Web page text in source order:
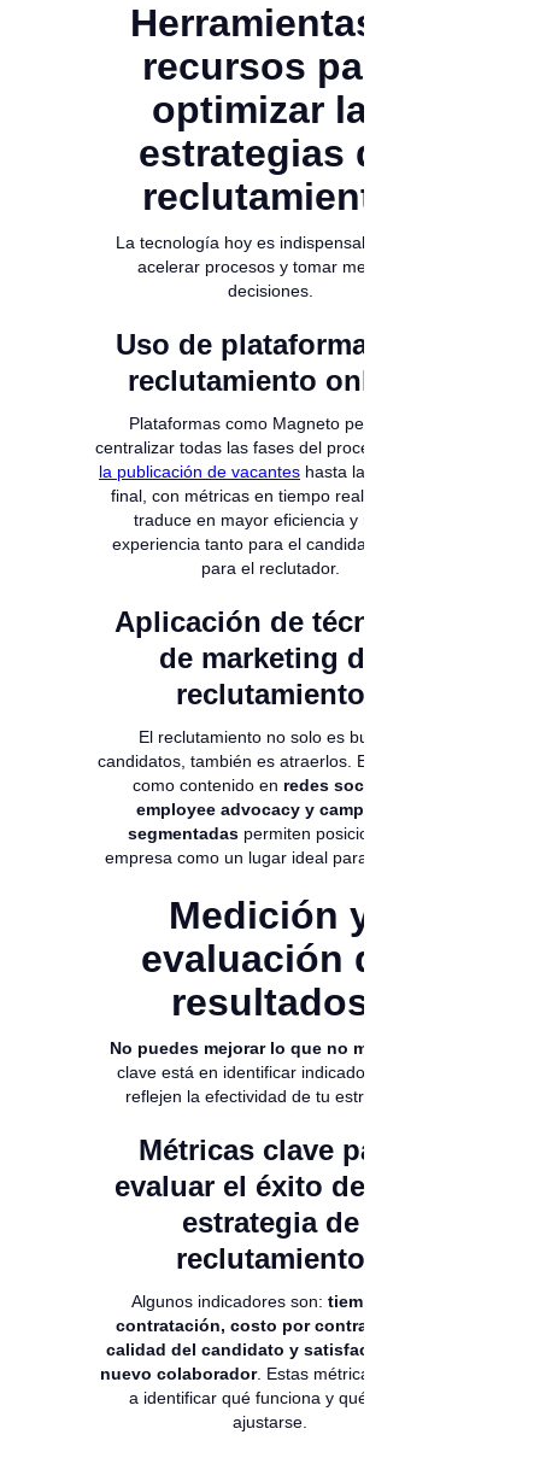
Herramientas y
recursos para
optimizar las
estrategias de
reclutamiento
La tecnología hoy es indispensable para
acelerar procesos y tomar mejores
decisiones.
Uso de plataformas de
reclutamiento online
Plataformas como Magneto permiten
centralizar todas las fases del proceso: desde
la publicación de vacantes hasta la selección
final, con métricas en tiempo real. Esto se
traduce en mayor eficiencia y mejor
experiencia tanto para el candidato como
para el reclutador.
Aplicación de técnicas
de marketing de
reclutamiento
El reclutamiento no solo es buscar
candidatos, también es atraerlos. Estrategias
como contenido en redes sociales,
employee advocacy y campañas
segmentadas permiten posicionar tu
empresa como un lugar ideal para trabajar.
Medición y
evaluación de
resultados
No puedes mejorar lo que no mides.
clave está en identificar indicadores que
reflejen la efectividad de tu estrategia.
Métricas clave para
evaluar el éxito de una
estrategia de
reclutamiento
Algunos indicadores son: tiempo de
contratación, costo por contratación,
calidad del candidato y satisfacción del
nuevo colaborador. Estas métricas ayudan
a identificar qué funciona y qué debe
ajustarse.